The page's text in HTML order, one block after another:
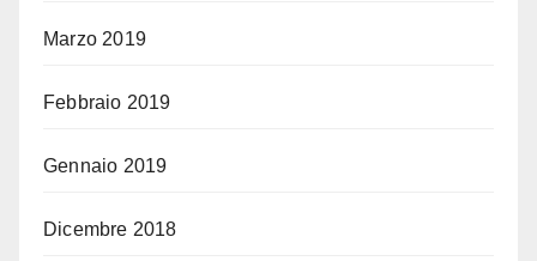
Marzo 2019
Febbraio 2019
Gennaio 2019
Dicembre 2018